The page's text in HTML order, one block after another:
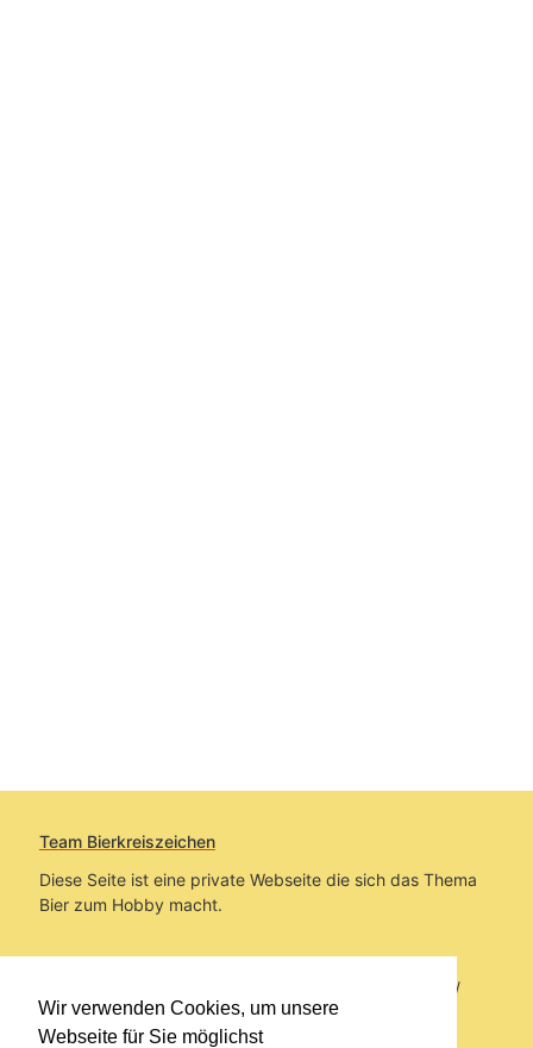
Wir verwenden Cookies, um unsere
Webseite für Sie möglichst
Team Bierkreiszeichen
Diese Seite ist eine private Webseite die sich das Thema
Bier zum Hobby macht.
Sie befinden sich auf https://www.bierkreiszeichen.at/
im Pfad:Bierkreiszeichen/Gesammelte Biere